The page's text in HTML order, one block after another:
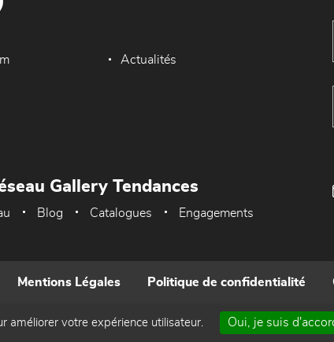
Actualités
Gallery Tendances
Blog Catalogues Engagements
Mentions Légales Politique de confidentialité
Réalisé par WEB Enseignes
améliorer votre expérience utilisateur. Oui, je suis